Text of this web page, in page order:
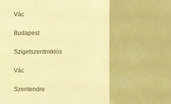
Vác
Budapest
Szigetszentmiklós
Vác
Szentendre